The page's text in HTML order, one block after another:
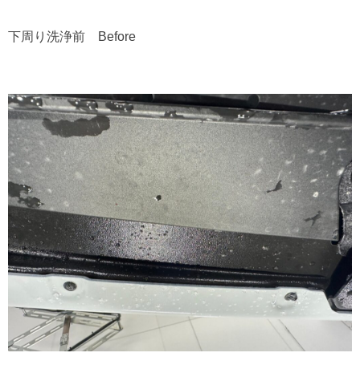
下周り洗浄前 Before